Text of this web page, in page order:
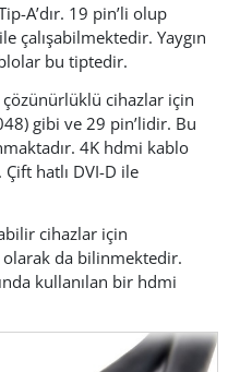
A’dır. 19 pin’li olup
çalışabilmektedir. Yaygın
bu tiptedir.
cihazlar için
gibi ve 29 pin’lidir. Bu
4K hdmi kablo
hatlı DVI-D ile
cihazlar için
da bilinmektedir.
kullanılan bir hdmi